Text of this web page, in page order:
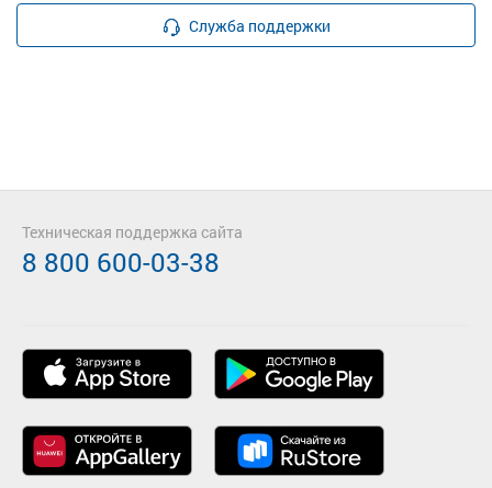
Служба поддержки
Техническая поддержка сайта
8 800 600-03-38